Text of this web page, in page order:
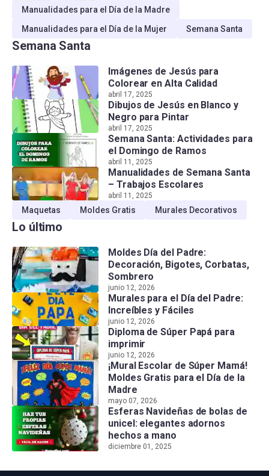
Manualidades para el Día de la Madre
Manualidades para el Día de la Mujer
Semana Santa
Semana Santa
Imágenes de Jesús para
Colorear en Alta Calidad
abril 17, 2025
Dibujos de Jesús en Blanco y
Negro para Pintar
abril 17, 2025
Semana Santa: Actividades para
el Domingo de Ramos
abril 11, 2025
Manualidades de Semana Santa
– Trabajos Escolares
abril 11, 2025
Maquetas Moldes Gratis Murales Decorativos
Lo último
Moldes Día del Padre:
Decoración, Bigotes, Corbatas,
Sombrero
junio 12, 2026
Murales para el Día del Padre:
Increíbles y Fáciles
junio 12, 2026
Diploma de Súper Papá para
imprimir
junio 12, 2026
¡Mural Escolar de Súper Mamá!
Moldes Gratis para el Día de la
Madre
mayo 07, 2026
Esferas Navideñas de bolas de
unicel: elegantes adornos
hechos a mano
diciembre 01, 2025